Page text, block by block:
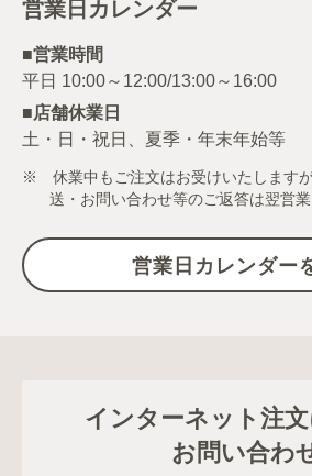
営業日カレンダー
■営業時間
■店舗休業日
土・日・祝日、夏季・年末年始等
※ 休業中もご注文はお受けいたします
送・お問い合わせ等のご返答は翌営業
営業日カレンダー
インターネット注
お問い合わ